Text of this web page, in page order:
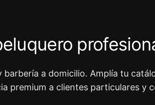
a domicilio. Amplía tu
premium a clientes particulares y